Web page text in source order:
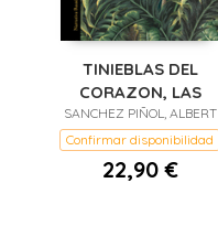
TINIEBLAS DEL
CORAZON, LAS
SANCHEZ PIÑOL, ALBERT
Confirmar disponibilidad
22,90 €